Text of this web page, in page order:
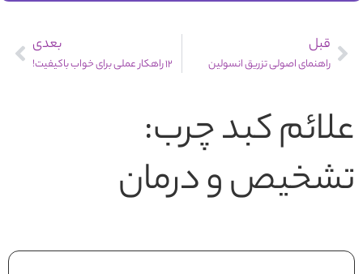
قبل
راهنمای اصولی تزریق انسولین
بعدی
12 راهکار عملی برای خواب باکیفیت!
علائم کبد چرب:
تشخیص و درمان